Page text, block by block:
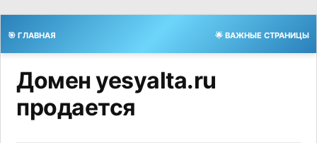
🎯 ГЛАВНАЯ 🌟 ВАЖНЫЕ СТРАНИЦЫ
Домен yesyalta.ru
продается